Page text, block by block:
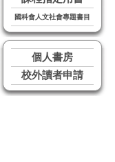
國科會人文社會專題書目
個人書房
校外讀者申請